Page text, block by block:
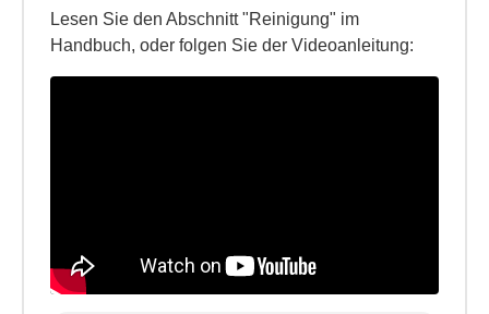
Lesen Sie den Abschnitt "Reinigung" im
Handbuch, oder folgen Sie der Videoanleitung: